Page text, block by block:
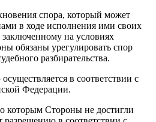
спора, который может
в ходе исполнения ими своих
заключенному на условиях
обязаны урегулировать спор
разбирательства.
в соответствии с
Федерации.
которым Стороны не достигли